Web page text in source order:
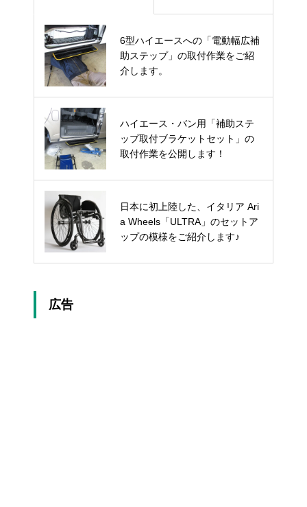
6型ハイエースへの「電動幅広補
助ステップ」の取付作業をご紹
介します。
ハイエース・バン用「補助ステ
ップ取付ブラケットセット」の
取付作業を公開します！
日本に初上陸した、イタリア Ari
a Wheels「ULTRA」のセットア
ップの模様をご紹介します♪
松永製作所「H-MAX」を２台ま
とめて納車♪
日本初上陸！イタリア製のハイパ
フォーマンス車いす Progeo CAR
BOMAX を納車しました♪
AutoMobility 901 HandControl-Sy
stem
広告